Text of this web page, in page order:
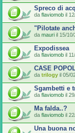
Spreco di
da flaviomob il
"Pilotate
da mauri il 15/
Expodissea
da flaviomob il
CASE
da trilogy il 05/
Sgambetti e
da flaviomob il
Ma falda..?
da flaviomob il
Una buona